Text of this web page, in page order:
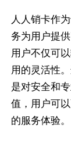
人人销卡作
务为用户提
用户不仅可
用的灵活性
是对安全和
值，用户可
的服务体验。